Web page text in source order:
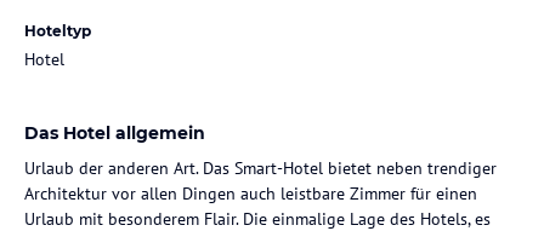
Hoteltyp
Hotel
Das Hotel allgemein
Urlaub der anderen Art. Das Smart-Hotel bietet neben trendiger
Architektur vor allen Dingen auch leistbare Zimmer für einen
Urlaub mit besonderem Flair. Die einmalige Lage des Hotels, es